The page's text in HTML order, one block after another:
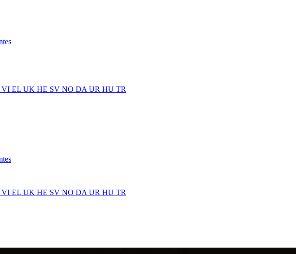
VI EL UK HE SV NO DA UR HU TR
VI EL UK HE SV NO DA UR HU TR